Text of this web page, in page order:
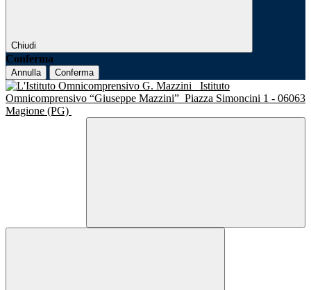
Chiudi
Conferma
Annulla Conferma
Istituto
Omnicomprensivo “Giuseppe Mazzini” Piazza Simoncini 1 - 06063
Magione (PG)